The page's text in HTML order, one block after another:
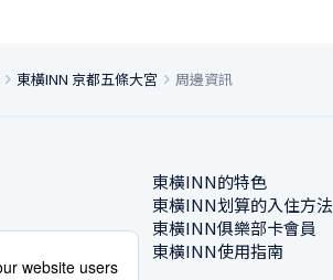
東橫INN 京都五條大宮 周邊資訊
東橫INN的特色
東橫INN划算的入住方法
東橫INN俱樂部卡會員
東橫INN使用指南